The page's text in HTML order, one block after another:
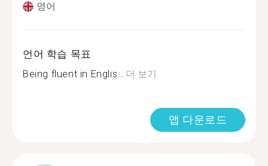
영어
언어 학습 목표
Being fluent in Englis...더 보기
앱 다운로드